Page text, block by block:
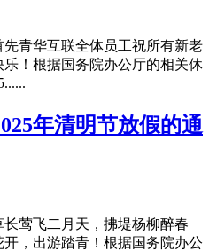
青华互联全体员工祝所有新老
！根据国务院办公厅的相关休
年清明节放假的通
莺飞二月天，拂堤杨柳醉春
，出游踏青！根据国务院办公